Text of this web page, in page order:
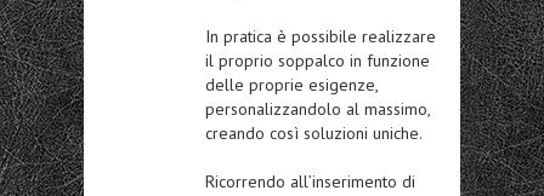
In pratica è possibile realizzare
il proprio soppalco in funzione
delle proprie esigenze,
personalizzandolo al massimo,
creando così soluzioni uniche.
Ricorrendo all’inserimento di